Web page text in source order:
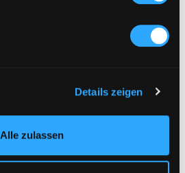
Details zeigen
Alle zulassen